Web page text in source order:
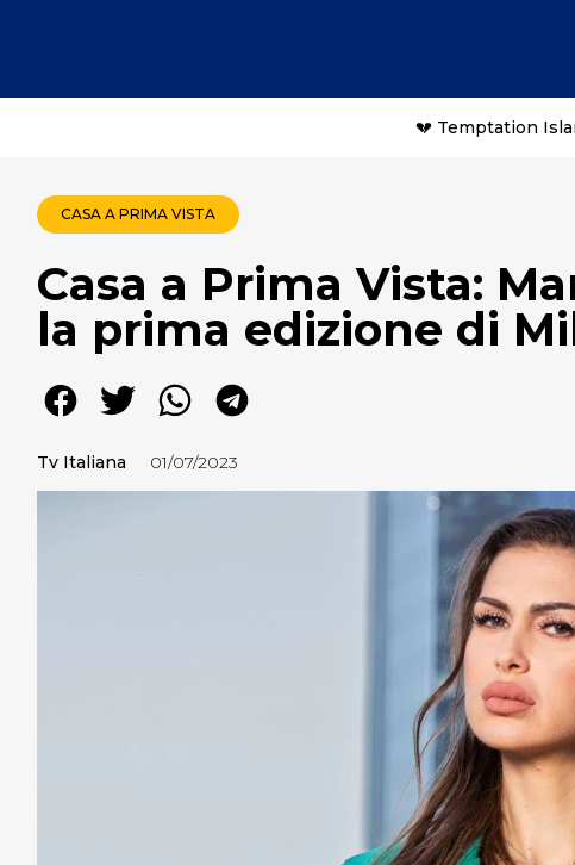
💔 Temptation
CASA A PRIMA VISTA
Casa a Prima Vista:
la prima edizione di
Tv Italiana 01/07/2023